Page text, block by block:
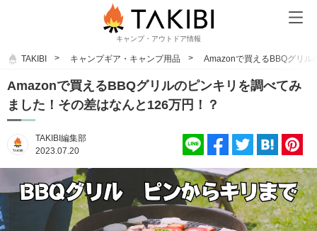
キャンプ・アウトドア情報
TAKIBI キャンプギア・キャンプ用品 Amazonで買えるBBQグリル
Amazonで買えるBBQグリルのピンキリを調べてみ
ました！その差はなんと126万円！？
TAKIBI編集部
2023.07.20